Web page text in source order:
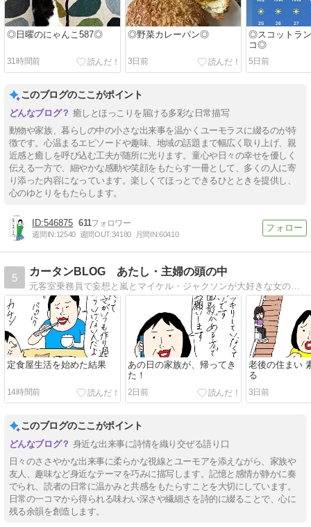
◎日曜のにゃんこ587◎
31時間前
◎野菜カレーパン◎
3日前
◎スコットラ
コ◎
5日前
このブログのここがポイント
癒しとほっこりを届ける多彩な日常描写
動物や家族、暮らしの中の小さな出来事を温かくユーモラスに綴るのが特
徴です。心温まるエピソードや趣味、地域の話題まで幅広く取り上げ、親
近感と癒しを呼び込む工夫が随所に光ります。童心や日々の幸せを優しく
伝える一方で、細やかな感動や笑顔をもたらす一冊として、多くの人に寄
り添った内容になっています。楽しくてほっとできるひとときを提供し、
心のゆとりをもたらします。
546875 611
週間IN:12540 週間OUT:34180 月間IN:60410
5
カータンBLOG あたし・主婦の頭の中
元客室乗務員で妄想と嵐とマイケル・ジャクソンが大好きな女の古（こ）。羞恥心を失った今、赤裸々に超ヘタくそな絵であたしの頭の中を綴ってます。
定食屋生活を始めた結果
14時間前
あの日の家族が、帰ってき
た！
2日前
老後の住まい
る
3日前
このブログのここがポイント
身近な出来事に詩情を織り交ぜる語り口
日々のささやかな出来事に柔らかな視線とユーモアを添えながら、家族や
友人、趣味など身近なテーマを巧みに描写します。記憶と感情が静かに奏
でられ、読者の日常に温かみと共感をもたらすことを大切にしています。
日常の一コマから得られる味わい深さや繊細さを詩的に綴ることで、心に
残る余韻を創造します。